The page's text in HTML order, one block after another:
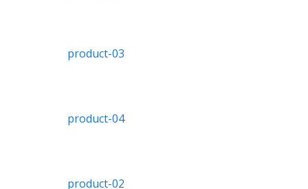
product-03
product-04
product-02